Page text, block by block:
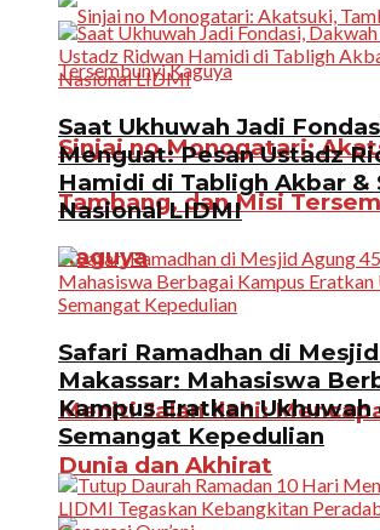
Sinjai no Monogatari:
Tambang, dan Misi
Kaguya
Meniti Jalan Ilahi:
Dunia dan Akhirat
Saat Ukhuwah Jadi
Menguat: Pesan Ustadz
Hamidi di Tabligh Akbar &
Nasional LIDMI
Safari Ramadhan di
Makassar: Mahasiswa
Kampus Eratkan Ukhuwah
Semangat Kepedulian